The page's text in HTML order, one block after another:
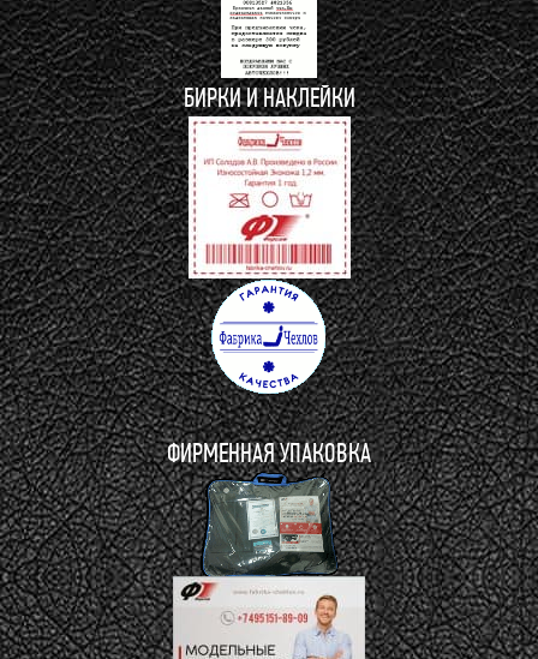
БИРКИ И НАКЛЕЙКИ
ФИРМЕННАЯ УПАКОВКА